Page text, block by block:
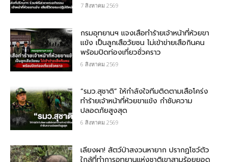
7 สิงหาคม 2569
กรม​อุทยานฯ แจงเสือทำร้ายเจ้าหน้าที่ห้วยขา
แข้ง เป็นลูกเสือวัยซน ไม่เข้าข่ายเสือกินคน
พร้อมปิดท่องเที่ยวชั่วคราว
6 สิงหาคม 2569
“รมว.สุชาติ” ให้กำลังใจทีมติดตามเสือโคร่ง
ทำร้ายเจ้าหน้าที่ห้วยขาแข้ง กำชับความ
ปลอดภัยสูงสุด
6 สิงหาคม 2569
เลียงผา! สัตว์ป่าสงวนหายาก ปรากฏโชว์ตัว
ใกล้ที่ทำการอุทยานแห่งชาติเขาสามร้อยยอด